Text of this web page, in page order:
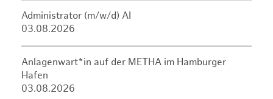
Administrator (m/w/d) AI
03.08.2026
Anlagenwart*in auf der METHA im Hamburger
Hafen
03.08.2026